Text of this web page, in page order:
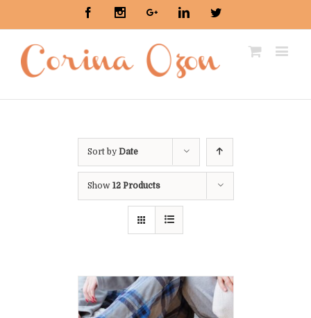
FacebookInstagramGoogle+LinkedinTwitter
Sort by Date
Show 12 Products